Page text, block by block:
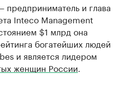
и глава
Inteco Management
$1 млрд она
богатейших людей
и является лидером
женщин России